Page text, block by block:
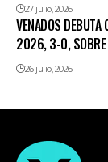
27 julio, 2026
VENADOS DEBUTA
2026, 3-0, SOBRE
26 julio, 2026